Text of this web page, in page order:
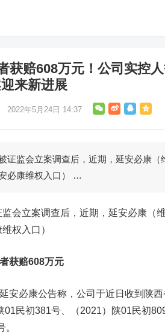
获赔608万元！公司实控
来新进展
2022年5月24日 14:37
监会立案调查后，近期，延安必康（
必康维权入口） …
立案调查后，近期， 延安必康 （
权入口）
获赔608万元
必康公告称，公司于近日收到陕西
01民初381号、（2021）陕01民初